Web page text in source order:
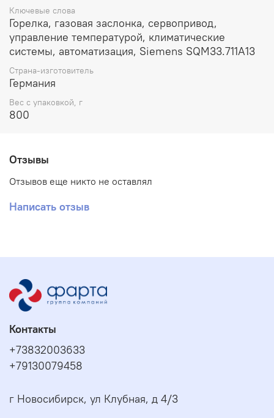
Ключевые слова
Горелка, газовая заслонка, сервопривод,
управление температурой, климатические
системы, автоматизация, Siemens SQM33.711A13
Страна-изготовитель
Германия
Вес с упаковкой, г
800
Отзывы
Отзывов еще никто не оставлял
Написать отзыв
Контакты
+73832003633
+79130079458
г Новосибирск, ул Клубная, д 4/3